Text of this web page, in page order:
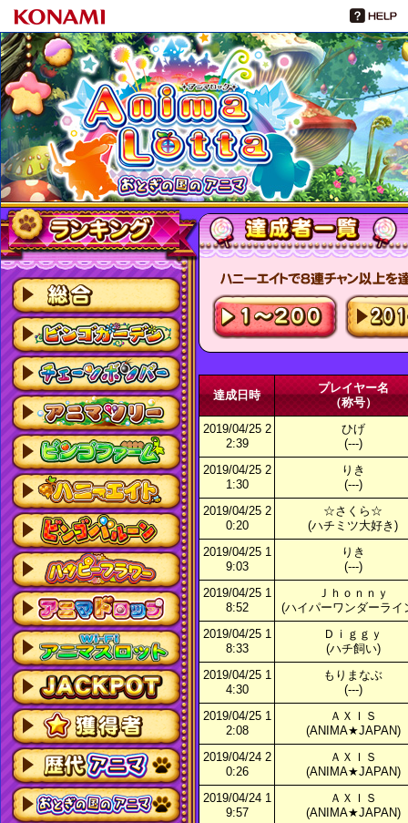
達成日時
プレイヤー名
（称号）
2019/04/25 2
2:39
ひげ
(---)
2019/04/25 2
1:30
りき
(---)
2019/04/25 2
0:20
☆さくら☆
(ハチミツ大好き)
2019/04/25 1
9:03
りき
(---)
2019/04/25 1
8:52
Ｊｈｏｎｎｙ
(ハイパーワンダーライ
2019/04/25 1
8:33
Ｄｉｇｇｙ
(ハチ飼い)
2019/04/25 1
4:30
もりまなぶ
(---)
2019/04/25 1
2:08
ＡＸＩＳ
(ANIMA★JAPAN)
2019/04/24 2
0:26
ＡＸＩＳ
(ANIMA★JAPAN)
2019/04/24 1
9:57
ＡＸＩＳ
(ANIMA★JAPAN)